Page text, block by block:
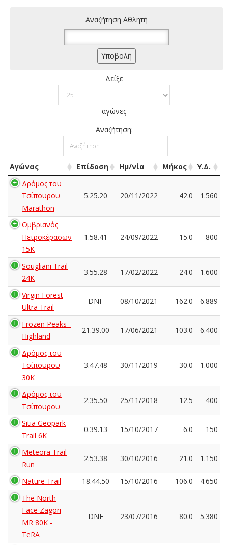
Αναζήτηση Αθλητή
Δείξε
αγώνες
Αναζήτηση:
Αγώνας Επίδοση Ημ/νία Μήκος
Υ.Δ.
Δρόμος του
Τσίπουρου
Marathon
5.25.20 20/11/2022 42.0 1.560
Ομβριανός
Πετροκέρασων
15Κ
1.58.41 24/09/2022 15.0 800
Sougliani Trail
24K
3.55.28 17/02/2022 24.0 1.600
Virgin Forest
Ultra Trail
DNF 08/10/2021 162.0 6.889
Frozen Peaks -
Highland
21.39.00 17/06/2021 103.0 6.400
Δρόμος του
Τσίπουρου
30Κ
3.47.48 30/11/2019 30.0 1.000
Δρόμος του
Τσίπουρου
2.35.50 25/11/2018 12.5 400
Sitia Geopark
Trail 6K
0.39.13 15/10/2017 6.0 150
Meteora Trail
Run
2.53.38 30/10/2016 21.0 1.150
Nature Trail 18.44.50 15/10/2016 106.0
4.650
The North
Face Zagori
MR 80K -
TeRA
DNF 23/07/2016 80.0 5.380